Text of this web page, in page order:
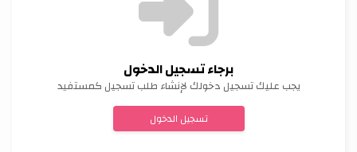
برجاء تسجيل الدخول
يجب عليك تسجيل دخولك لإنشاء طلب تسجيل كمستفيد
تسجيل الدخول